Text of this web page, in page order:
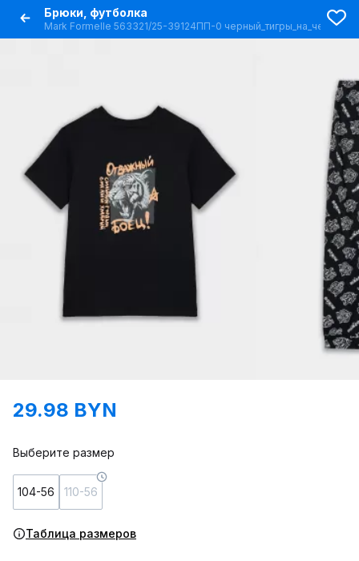
Брюки, футболка
Mark Formelle 563321/25-39124ПП-0
29.98 BYN
Выберите размер
104-56 110-56
Таблица размеров